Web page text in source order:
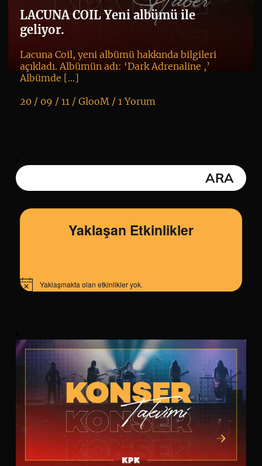
LACUNA COIL Yeni albümü ile
geliyor.
Lacuna Coil, yeni albümü hakkında bilgileri
açıkladı. Albümün adı: ‘Dark Adrenaline ,’
Albümde […]
20 / 09 / 11 / GlooM/ 1 Yorum
Yaklaşan Etkinlikler
Notice Yaklaşmakta olan etkinlikler yok.